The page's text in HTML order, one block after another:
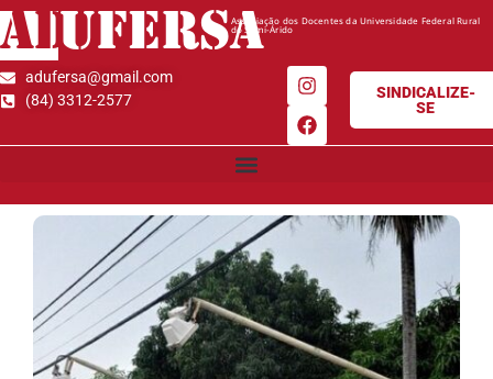
ADUFERSAAssociação dos Docentes da Universidade Federal Rural
do Semi-Árido
adufersa@gmail.com
(84) 3312-2577
SINDICALIZE-
SE